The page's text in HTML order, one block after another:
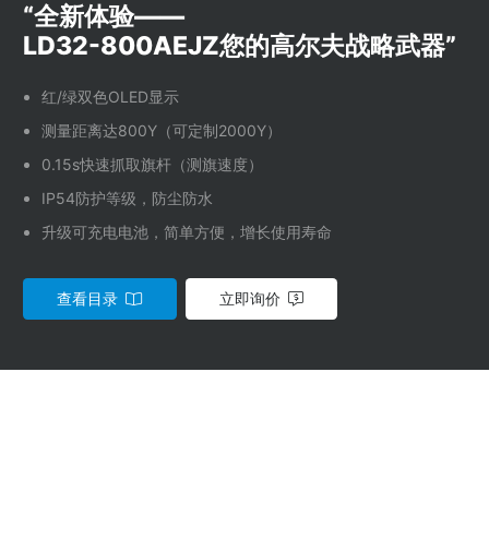
“全新体验——
LD32-800AEJZ您的高尔夫战略武器”
红/绿双色OLED显示
测量距离达800Y（可定制2000Y）
0.15s快速抓取旗杆（测旗速度）
IP54防护等级，防尘防水
升级可充电电池，简单方便，增长使用寿命
查看目录 立即询价